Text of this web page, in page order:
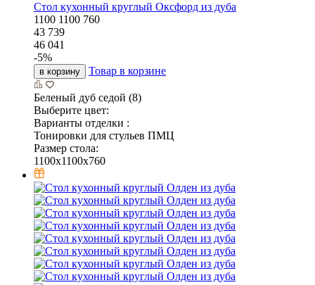
Стол кухонный круглый Оксфорд из дуба
1100 1100 760
43 739
46 041
-5%
в корзину Товар в корзине
Беленый дуб седой (8)
Выберите цвет:
Варианты отделки :
Тонировки для стульев ПМЦ
Размер стола:
1100x1100x760